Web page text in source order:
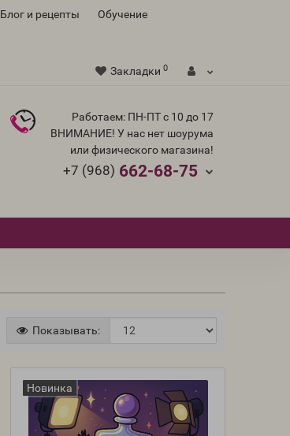
Блог и рецепты Обучение
Закладки 0
Работаем: ПН-ПТ с 10 до 17
ВНИМАНИЕ! У нас нет шоурума
или физического магазина!
+7 (968) 662-68-75
Показывать:
Новинка